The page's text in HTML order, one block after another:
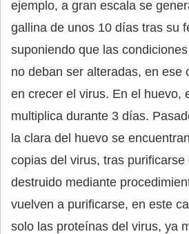
ejemplo, a gran escala se
gallina de unos 10 días tras su
suponiendo que las
no deban ser alteradas, en ese
en crecer el virus. En el huevo,
multiplica durante 3 días.
la clara del huevo se
copias del virus, tras purificarse
destruido mediante
vuelven a purificarse, en este
solo las proteínas del virus, ya